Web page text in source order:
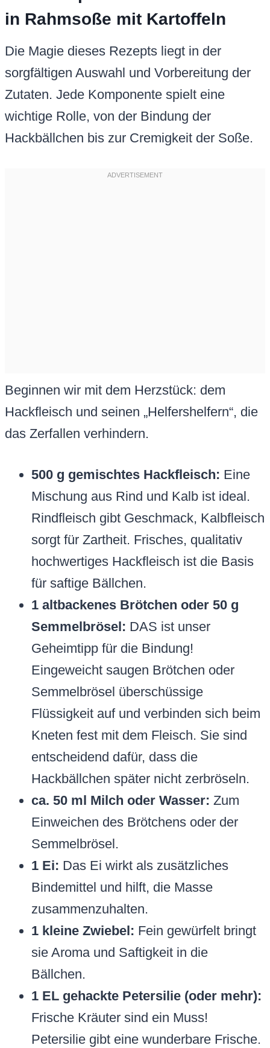
in Rahmsoße mit Kartoffeln
Die Magie dieses Rezepts liegt in der
sorgfältigen Auswahl und Vorbereitung der
Zutaten. Jede Komponente spielt eine
wichtige Rolle, von der Bindung der
Hackbällchen bis zur Cremigkeit der Soße.
Beginnen wir mit dem Herzstück: dem
Hackfleisch und seinen „Helfershelfern“, die
das Zerfallen verhindern.
500 g gemischtes Hackfleisch: Eine
Mischung aus Rind und Kalb ist ideal.
Rindfleisch gibt Geschmack, Kalbfleisch
sorgt für Zartheit. Frisches, qualitativ
hochwertiges Hackfleisch ist die Basis
für saftige Bällchen.
1 altbackenes Brötchen oder 50 g
Semmelbrösel: DAS ist unser
Geheimtipp für die Bindung!
Eingeweicht saugen Brötchen oder
Semmelbrösel überschüssige
Flüssigkeit auf und verbinden sich beim
Kneten fest mit dem Fleisch. Sie sind
entscheidend dafür, dass die
Hackbällchen später nicht zerbröseln.
ca. 50 ml Milch oder Wasser: Zum
Einweichen des Brötchens oder der
Semmelbrösel.
1 Ei: Das Ei wirkt als zusätzliches
Bindemittel und hilft, die Masse
zusammenzuhalten.
1 kleine Zwiebel: Fein gewürfelt bringt
sie Aroma und Saftigkeit in die
Bällchen.
1 EL gehackte Petersilie (oder mehr):
Frische Kräuter sind ein Muss!
Petersilie gibt eine wunderbare Frische.